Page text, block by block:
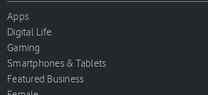
Apps
Digital Life
Gaming
Smartphones & Tablets
Featured Business